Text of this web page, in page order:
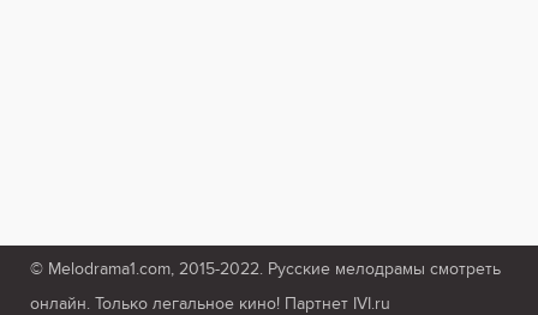
© Melodrama1.com, 2015-2022. Русские мелодрамы смотреть
онлайн. Только легальное кино! Партнет IVI.ru